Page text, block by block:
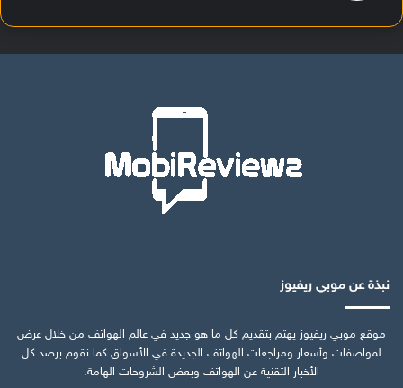
نبذة عن موبي ريفيوز
موقع موبي ريفيوز يهتم بتقديم كل ما هو جديد في عالم الهواتف من خلال عرض
لمواصفات وأسعار ومراجعات الهواتف الجديدة في الأسواق كما نقوم برصد كل
الأخبار التقنية عن الهواتف وبعض الشروحات الهامة.